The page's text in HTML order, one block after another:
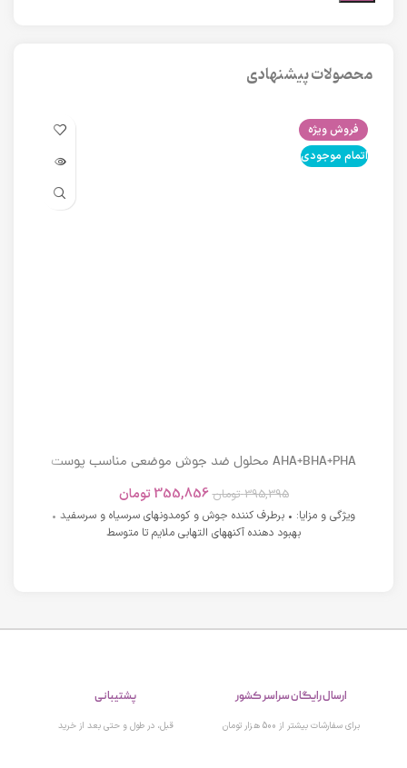
محصولات پیشنهادی
فروش ویژه
اتمام موجودی
AHA+BHA+PHA محلول ضد جوش موضعی مناسب پوست
395,395 تومان 355,856 تومان
ویژگی و مزایا: • برطرف کننده جوش و کومدونهای سرسیاه و سرسفید •
بهبود دهنده آکنههای التهابی ملایم تا متوسط
ارسال رایگان سراسر کشور
برای سفارشات بیشتر از 500 هزار تومان
پشتیبانی
قبل، در طول و حتی بعد از خرید